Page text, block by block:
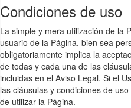
Condiciones de uso
La simple y mera utilización de la
usuario de la Página, bien sea
obligatoriamente implica la
de todas y cada una de las
incluidas en el Aviso Legal. Si el
las cláusulas y condiciones de
de utilizar la Página.